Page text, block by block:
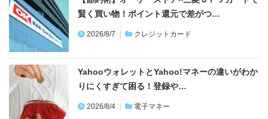
賢く買い物！ポイント還元で差がつ…
2026/8/7 クレジットカード
YahooウォレットとYahoo!マネーの違いがわか
りにくすぎて困る！登録や…
2026/8/4 電子マネー